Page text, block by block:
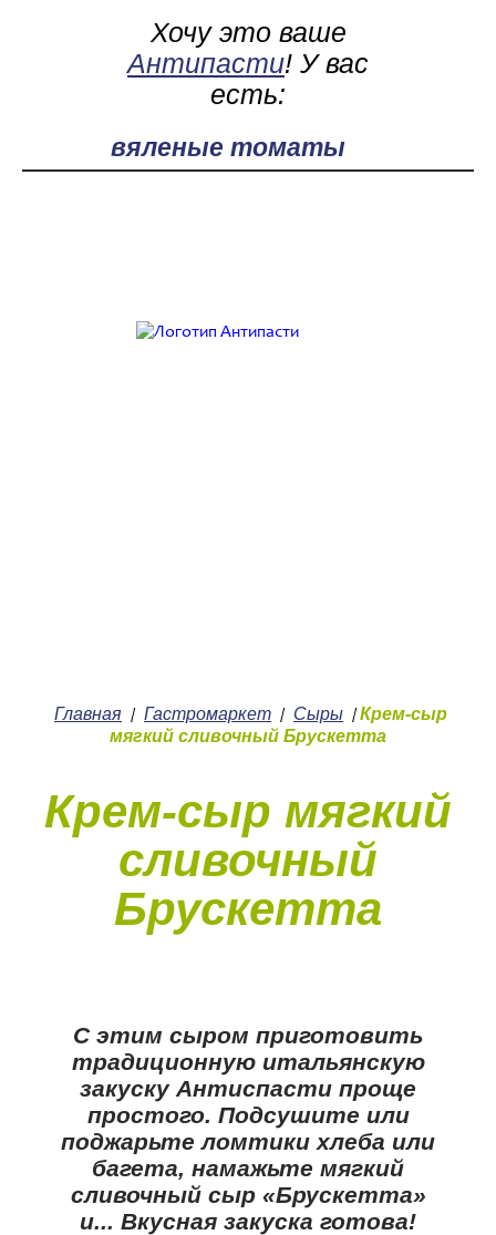
Хочу это ваше
Антипасти! У вас
есть:
Поле поиска
Главная / Гастромаркет / Сыры /Крем-сыр
мягкий сливочный Брускетта
Крем-сыр мягкий
сливочный
Брускетта
С этим сыром приготовить
традиционную итальянскую
закуску Антиспасти проще
простого. Подсушите или
поджарьте ломтики хлеба или
багета, намажьте мягкий
сливочный сыр «Брускетта»
и... Вкусная закуска готова!